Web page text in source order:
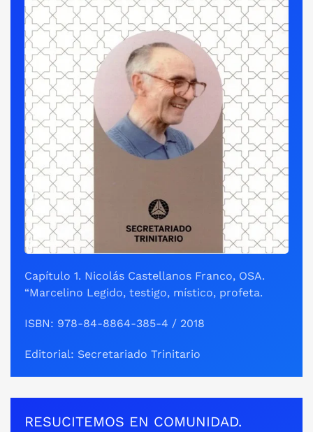
Capítulo 1. Nicolás Castellanos Franco, OSA.
“Marcelino Legido, testigo, místico, profeta.
ISBN: 978-84-8864-385-4 / 2018
Editorial: Secretariado Trinitario
RESUCITEMOS EN COMUNIDAD.